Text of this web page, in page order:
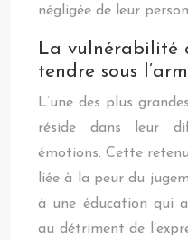
négligée de leur
La vulnérabilité
tendre sous
L’une des plus
réside dans leur
émotions. Cette
liée à la peur du
à une éducation qui
au détriment de